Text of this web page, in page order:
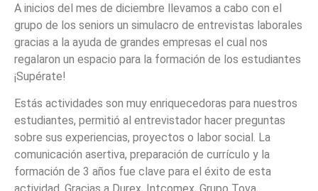
A inicios del mes de diciembre llevamos a cabo con el
grupo de los seniors un simulacro de entrevistas laborales
gracias a la ayuda de grandes empresas el cual nos
regalaron un espacio para la formación de los estudiantes
¡Supérate!
Estás actividades son muy enriquecedoras para nuestros
estudiantes, permitió al entrevistador hacer preguntas
sobre sus experiencias, proyectos o labor social. La
comunicación asertiva, preparación de currículo y la
formación de 3 años fue clave para el éxito de esta